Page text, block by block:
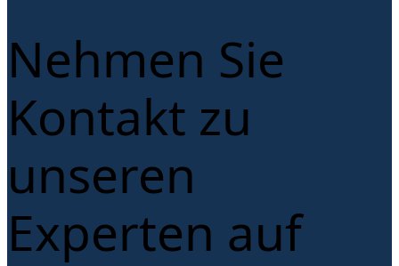
Nehmen Sie
Kontakt zu
unseren
Experten auf